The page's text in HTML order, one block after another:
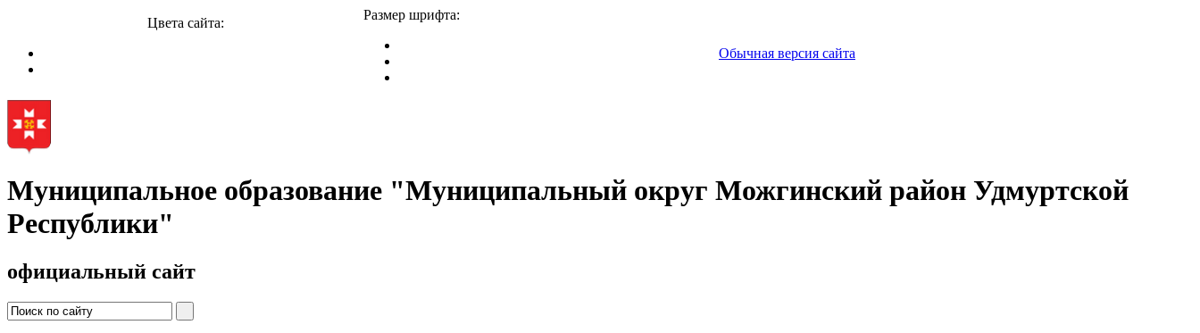
Цвета сайта:
Размер шрифта:
Обычная версия сайта
Муниципальное образование "Муниципальный округ Можгинский район Удмуртской
Республики"
официальный сайт